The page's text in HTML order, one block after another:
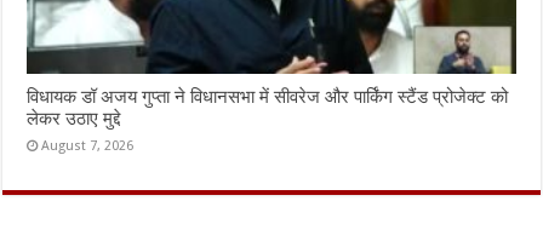
विधायक डॉ अजय गुप्ता ने विधानसभा में सीवरेज और पार्किंग स्टैंड प्रोजेक्ट को
लेकर उठाए मुद्दे
August 7, 2026